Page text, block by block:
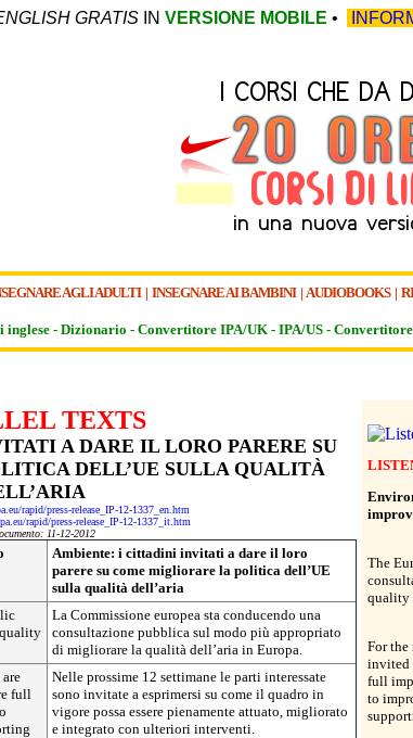
GRATIS IN VERSIONE MOBILE •
AGLI ADULTI | INSEGNARE AI BAMBINI| AUDIOBOOKS|
inglese - Dizionario - Convertitore IPA/UK - IPA/US -
TEXTS
A DARE IL LORO PARERE SU
DELL’UE SULLA QUALITÀ
rapid/press-release_IP-12-1337_en.htm
rapid/press-release_IP-12-1337_it.htm
11-12-2012
Ambiente: i cittadini invitati a dare il loro
parere su come migliorare la politica dell’UE
sulla qualità dell’aria
La Commissione europea sta conducendo una
consultazione pubblica sul modo più appropriato
di migliorare la qualità dell’aria in Europa.
full
Nelle prossime 12 settimane le parti interessate
sono invitate a esprimersi su come il quadro in
vigore possa essere pienamente attuato, migliorato
e integrato con ulteriori interventi.
The
quality
For the
invited
full
to